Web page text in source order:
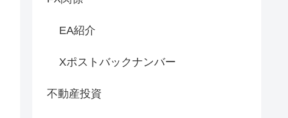
EA紹介
Xポストバックナンバー
不動産投資